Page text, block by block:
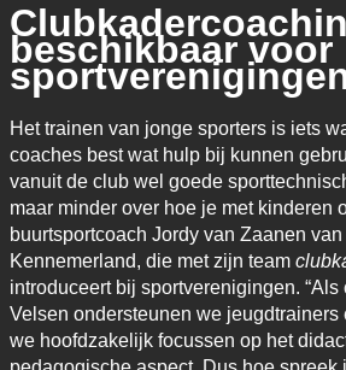
beschikbaar voor
Het trainen van jonge sporters is iets
coaches best wat hulp bij kunnen
vanuit de club wel goede
maar minder over hoe je met kinderen
buurtsportcoach Jordy van Zaanen
Kennemerland, die met zijn team
introduceert bij sportverenigingen.
Velsen ondersteunen we jeugdtrainers
we hoofdzakelijk focussen op het